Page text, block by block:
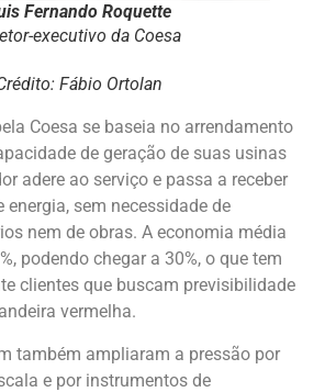
Fernando Roquette
executivo da Coesa
Fábio Ortolan
Coesa se baseia no arrendamento
de geração de suas usinas
adere ao serviço e passa a receber
sem necessidade de
nem de obras. A economia média
podendo chegar a 30%, o que tem
clientes que buscam previsibilidade
vermelha.
também ampliaram a pressão por
e por instrumentos de